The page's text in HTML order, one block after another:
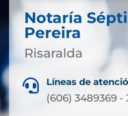
Notaría
Pereira
Risaralda
 Líneas de
(606) 3489369 -